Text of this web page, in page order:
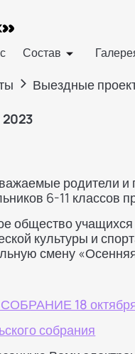
Состав
> Выездные
родители и
6-11 классов
общество
культуры и
смену
18
собрания